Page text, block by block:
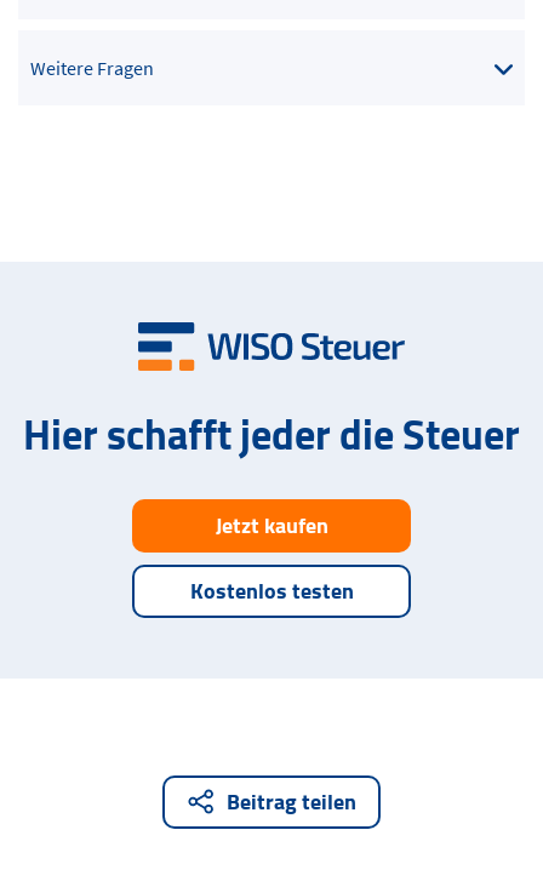
Weitere Fragen
Hier schafft jeder die Steuer
Jetzt kaufen
Kostenlos testen
Beitrag teilen